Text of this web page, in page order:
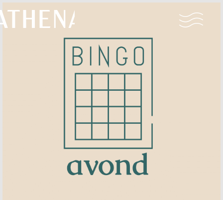
Naturisme
Communauté